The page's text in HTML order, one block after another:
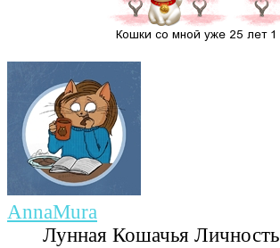
AnnaMura
Лунная Кошачья Личность